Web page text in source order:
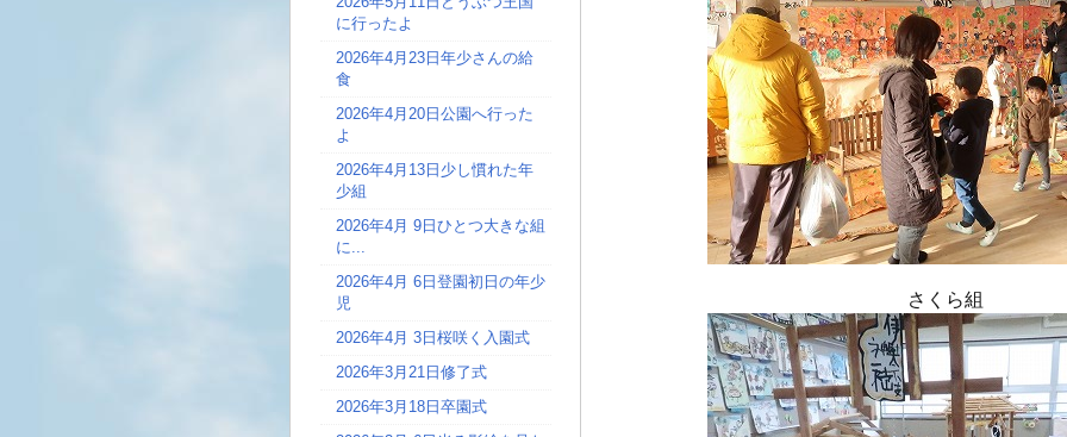
さくら組
に行ったよ
2026年4月23日年少さんの給
食
2026年4月20日公園へ行った
よ
2026年4月13日 少し慣れた年
少組
2026年4月 9日ひとつ大きな組
に...
2026年4月 6日登園初日の年少
児
2026年4月 3日桜咲く入園式
2026年3月21日修了式
2026年3月18日卒園式